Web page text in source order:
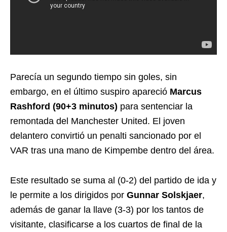
Parecía un segundo tiempo sin goles, sin
embargo, en el último suspiro apareció Marcus
Rashford (90+3 minutos) para sentenciar la
remontada del Manchester United. El joven
delantero convirtió un penalti sancionado por el
VAR tras una mano de Kimpembe dentro del área.
Este resultado se suma al (0-2) del partido de ida y
le permite a los dirigidos por Gunnar Solskjaer,
además de ganar la llave (3-3) por los tantos de
visitante, clasificarse a los cuartos de final de la